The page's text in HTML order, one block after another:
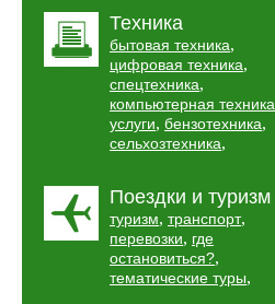
Техника
бытовая техника,
цифровая техника,
спецтехника,
компьютерная техника
услуги, бензотехника,
сельхозтехника,
Поездки и туризм
туризм, транспорт,
перевозки, где
остановиться?,
тематические туры,